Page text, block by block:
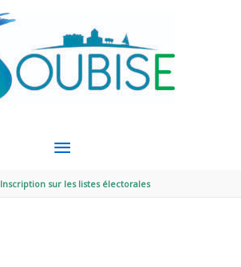
MENU
PRINCIPAL
Inscription sur les listes électorales